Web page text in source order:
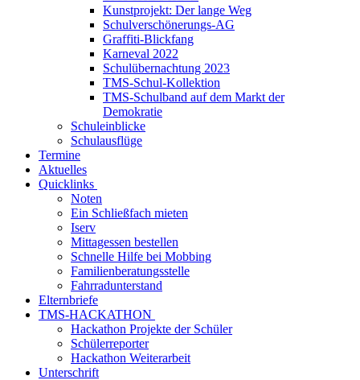
Kunstprojekt: Der lange Weg
Schulverschönerungs-AG
Graffiti-Blickfang
Karneval 2022
Schulübernachtung 2023
TMS-Schul-Kollektion
TMS-Schulband auf dem Markt der
Demokratie
Schuleinblicke
Schulausflüge
Termine
Aktuelles
Quicklinks
Noten
Ein Schließfach mieten
Iserv
Mittagessen bestellen
Schnelle Hilfe bei Mobbing
Familienberatungsstelle
Fahrradunterstand
Elternbriefe
TMS-HACKATHON
Hackathon Projekte der Schüler
Schülerreporter
Hackathon Weiterarbeit
Unterschrift